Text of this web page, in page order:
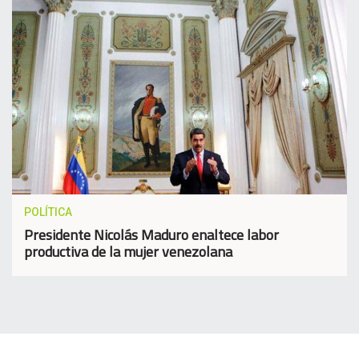
POLÍTICA
Presidente Nicolás Maduro enaltece labor
productiva de la mujer venezolana